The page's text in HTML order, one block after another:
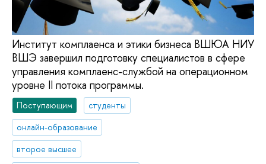
Институт комплаенса и этики бизнеса ВШЮА НИУ
ВШЭ завершил подготовку специалистов в сфере
управления комплаенс-службой на операционном
уровне II потока программы.
Поступающим
студенты
онлайн-образование
второе высшее